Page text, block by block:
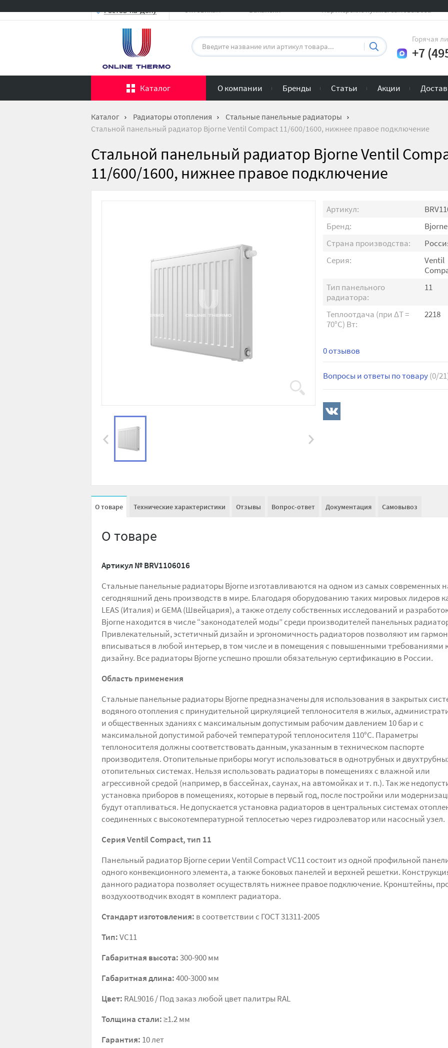
Ростов-на-Дону Оптовикам Вакансии Партнерские пункты самовывоза
Горячая
+7
Каталог О компании Бренды Статьи Акции
Каталог Радиаторы отопления
Стальные панельные радиаторы
Стальной панельный радиатор Bjorne Ventil Compact 11/600/1600, нижнее правое подключение
Стальной панельный радиатор Bjorne Ventil
11/600/1600, нижнее правое подключение
Артикул:
Бренд:
Bjorne
Страна производства:
Серия:
Ventil
Тип панельного
радиатора:
11
Теплоотдача (при ∆T =
70°C) Вт:
2218
0 отзывов
Вопросы и ответы по товару(0/
О товаре Технические характеристики Отзывы Вопрос-ответ Документация Самовывоз
О товаре
Артикул №BRV1106016
Стальные панельные радиаторы Bjorne изготавливаются на одном из самых современных
сегодняшний день производств в мире. Благодаря оборудованию таких мировых лидеров
LEAS (Италия) и GEMA (Швейцария), а также отделу собственных исследований и
Bjorne находится в числе “законодателей моды” среди производителей панельных
Привлекательный, эстетичный дизайн и эргономичность радиаторов позволяют им
вписываться в любой интерьер, в том числе и в помещения с повышенными требованиями
дизайну. Все радиаторы Bjorne успешно прошли обязательную сертификацию в России.
Область применения
Стальные панельные радиаторы Bjorne предназначены для использования в закрытых
водяного отопления с принудительной циркуляцией теплоносителя в жилых,
и общественных зданиях с максимальным допустимым рабочим давлением 10 бар и с
максимальной допустимой рабочей температурой теплоносителя 110°C. Параметры
теплоносителя должны соответствовать данным, указанным в техническом паспорте
производителя. Отопительные приборы могут использоваться в однотрубных и
отопительных системах. Нельзя использовать радиаторы в помещениях с влажной или
агрессивной средой (например, в бассейнах, саунах, на автомойках и т. п.). Так же
установка приборов в помещениях, которые в первый год, после постройки или
будут отапливаться. Не допускается установка радиаторов в центральных системах
соединенных с высокотемпературной теплосетью через гидроэлеватор или насосный узел.
Серия Ventil Сompact, тип 11
Панельный радиатор Bjorne серии Ventil Compact VC11 состоит из одной профильной
одного конвекционного элемента, а также боковых панелей и верхней решетки.
данного радиатора позволяет осуществлять нижнее правое подключение. Кронштейны,
воздухоотводчик входят в комплект радиатора.
Стандарт изготовления: в соответствии с ГОСТ 31311-2005
Тип:VC11
Габаритная высота:300-900 мм
Габаритная длина:400-3000 мм
Цвет: RAL9016 / Под заказ любой цвет палитры RAL
Толщина стали:≥1.2 мм
Гарантия: 10 лет